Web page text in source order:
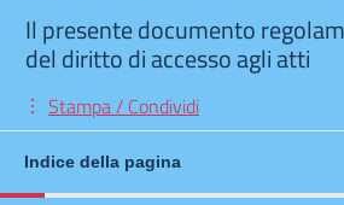
Il presente documento
del diritto di accesso agli atti
Stampa / Condividi
Indice della pagina